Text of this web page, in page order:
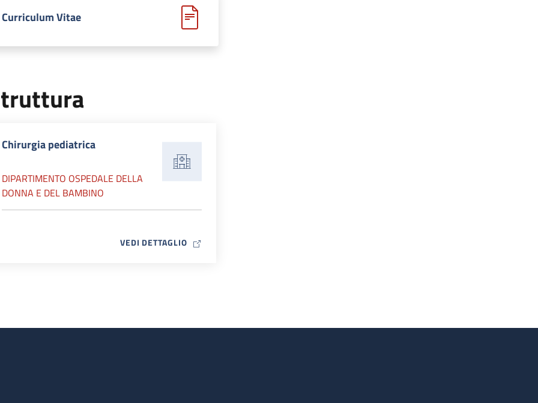
Curriculum Vitae
Chirurgia pediatrica
DIPARTIMENTO OSPEDALE DELLA
DONNA E DEL BAMBINO
VEDI DETTAGLIOMAP ICON